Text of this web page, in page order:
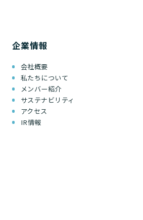
企業情報
会社概要
私たちについて
メンバー紹介
サステナビリティ
アクセス
IR情報